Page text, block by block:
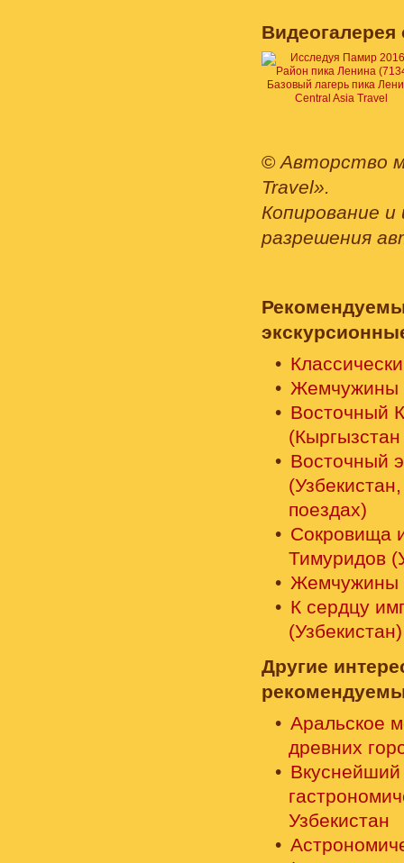
Базовый лагерь пика
Central Asia Travel
© Авторство
Travel».
Копирование
разрешения
Жемчужины
Восточный
Восточный
поездах)
Сокровища
Тимуридов
Жемчужины
К сердцу
(Узбекистан)
Другие
Аральское
древних
Вкуснейший
Узбекистан